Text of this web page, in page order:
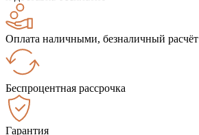
Оплата наличными, безналичный расчёт
Беспроцентная рассрочка
Гарантия